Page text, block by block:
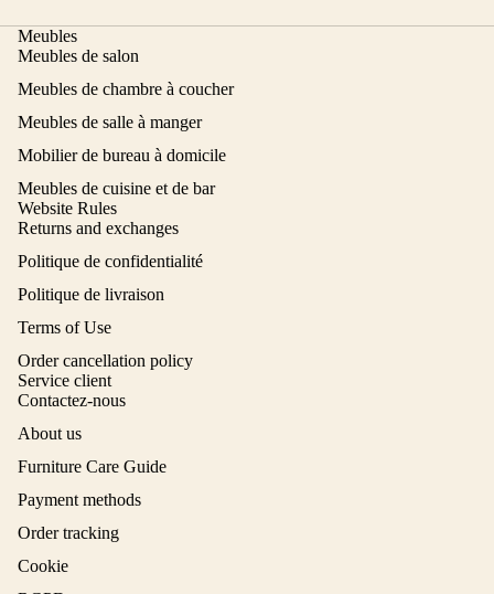
Meubles
Meubles de salon
Meubles de chambre à coucher
Meubles de salle à manger
Mobilier de bureau à domicile
Meubles de cuisine et de bar
Website Rules
Returns and exchanges
Politique de confidentialité
Politique de livraison
Terms of Use
Order cancellation policy
Service client
Contactez-nous
About us
Furniture Care Guide
Payment methods
Order tracking
Cookie